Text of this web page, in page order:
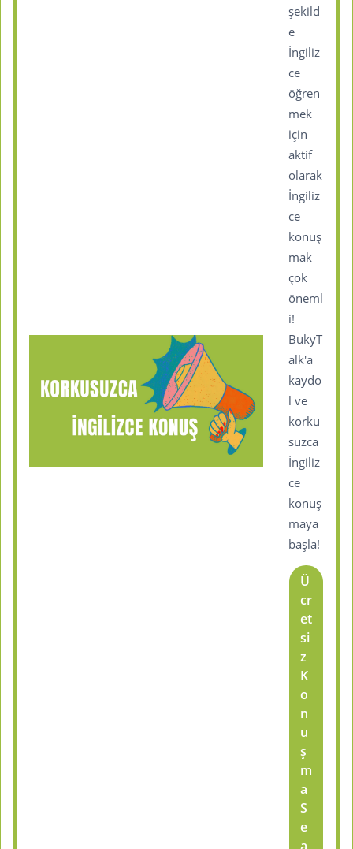
şekild
e
İngiliz
ce
öğren
mek
için
aktif
olarak
İngiliz
ce
konuş
mak
çok
öneml
i!
BukyT
alk'a
kaydo
l ve
korku
suzca
İngiliz
ce
konuş
maya
başla!
Ü
cr
et
si
z
K
o
n
u
ş
m
a
S
e